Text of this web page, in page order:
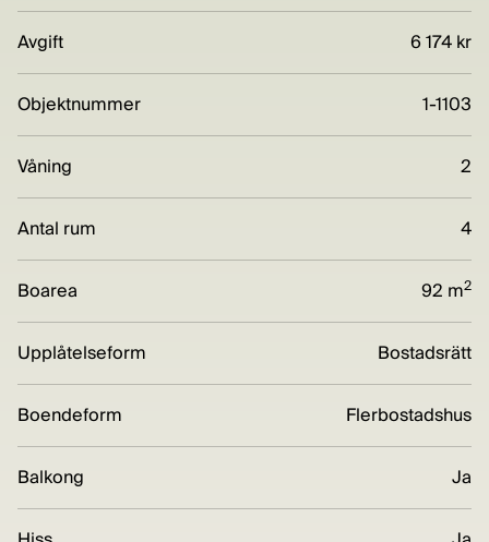
Avgift 6 174 kr
Objektnummer 1-1103
Våning 2
Antal rum 4
Boarea 92 m2
Upplåtelseform Bostadsrätt
Boendeform Flerbostadshus
Balkong Ja